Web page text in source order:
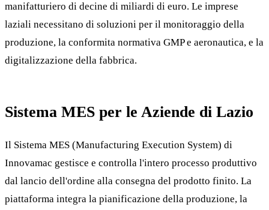
manifatturiero di decine di miliardi di euro. Le imprese
laziali necessitano di soluzioni per il monitoraggio della
produzione, la conformita normativa GMP e aeronautica, e la
digitalizzazione della fabbrica.
Sistema MES per le Aziende di Lazio
Il Sistema MES (Manufacturing Execution System) di
Innovamac gestisce e controlla l'intero processo produttivo
dal lancio dell'ordine alla consegna del prodotto finito. La
piattaforma integra la pianificazione della produzione, la